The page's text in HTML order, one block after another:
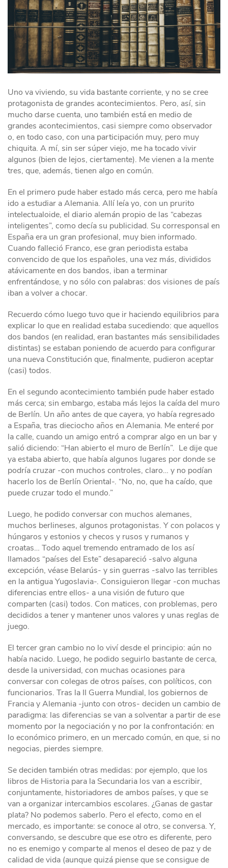
Uno va viviendo, su vida bastante corriente, y no se cree
protagonista de grandes acontecimientos. Pero, así, sin
mucho darse cuenta, uno también está en medio de
grandes acontecimientos, casi siempre como observador
o, en todo caso, con una participación muy, pero muy
chiquita. A mí, sin ser súper viejo, me ha tocado vivir
algunos (bien de lejos, ciertamente). Me vienen a la mente
tres, que, además, tienen algo en común.
En el primero pude haber estado más cerca, pero me había
ido a estudiar a Alemania. Allí leía yo, con un prurito
intelectualoide, el diario alemán propio de las “cabezas
inteligentes”, como decía su publicidad. Su corresponsal en
España era un gran profesional, muy bien informado.
Cuando falleció Franco, ese gran periodista estaba
convencido de que los españoles, una vez más, divididos
atávicamente en dos bandos, iban a terminar
enfrentándose, y no sólo con palabras: dos visiones de país
iban a volver a chocar.
Recuerdo cómo luego tuvo que ir haciendo equilibrios para
explicar lo que en realidad estaba sucediendo: que aquellos
dos bandos (en realidad, eran bastantes más sensibilidades
distintas) se estaban poniendo de acuerdo para configurar
una nueva Constitución que, finalmente, pudieron aceptar
(casi) todos.
En el segundo acontecimiento también pude haber estado
más cerca; sin embargo, estaba más lejos la caída del muro
de Berlín. Un año antes de que cayera, yo había regresado
a España, tras dieciocho años en Alemania. Me enteré por
la calle, cuando un amigo entró a comprar algo en un bar y
salió diciendo: “Han abierto el muro de Berlín”. Le dije que
ya estaba abierto, que había algunos lugares por donde se
podría cruzar -con muchos controles, claro… y no podían
hacerlo los de Berlín Oriental-. “No, no, que ha caído, que
puede cruzar todo el mundo.”
Luego, he podido conversar con muchos alemanes,
muchos berlineses, algunos protagonistas. Y con polacos y
húngaros y estonios y checos y rusos y rumanos y
croatas… Todo aquel tremendo entramado de los así
llamados “países del Este” desapareció -salvo alguna
excepción, véase Belarús- y sin guerras -salvo las terribles
en la antigua Yugoslavia-. Consiguieron llegar -con muchas
diferencias entre ellos- a una visión de futuro que
comparten (casi) todos. Con matices, con problemas, pero
decididos a tener y mantener unos valores y unas reglas de
juego.
El tercer gran cambio no lo viví desde el principio: aún no
había nacido. Luego, he podido seguirlo bastante de cerca,
desde la universidad, con muchas ocasiones para
conversar con colegas de otros países, con políticos, con
funcionarios. Tras la II Guerra Mundial, los gobiernos de
Francia y Alemania -junto con otros- deciden un cambio de
paradigma: las diferencias se van a solventar a partir de ese
momento por la negociación y no por la confrontación: en
lo económico primero, en un mercado común, en que, si no
negocias, pierdes siempre.
Se deciden también otras medidas: por ejemplo, que los
libros de Historia para la Secundaria los van a escribir,
conjuntamente, historiadores de ambos países, y que se
van a organizar intercambios escolares. ¿Ganas de gastar
plata? No podemos saberlo. Pero el efecto, como en el
mercado, es importante: se conoce al otro, se conversa. Y,
conversando, se descubre que ese otro es diferente, pero
no es enemigo y comparte al menos el deseo de paz y de
calidad de vida (aunque quizá piense que se consigue de